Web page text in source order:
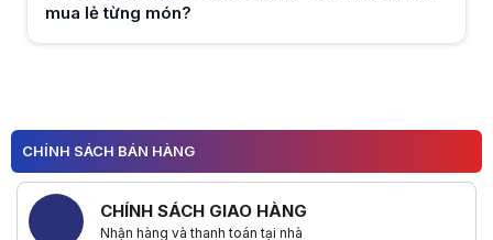
mua lẻ từng món?
Hữu ích (0)
CHÍNH SÁCH BÁN HÀNG
CHÍNH SÁCH GIAO HÀNG
Nhận hàng và thanh toán tại nhà